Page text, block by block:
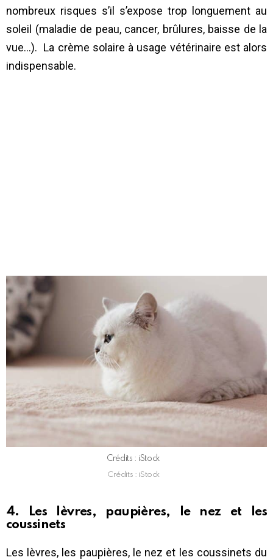
nombreux risques s’il s’expose trop longuement au
soleil (maladie de peau, cancer, brûlures, baisse de la
vue…). La crème solaire à usage vétérinaire est alors
indispensable.
Crédits : iStock
Crédits : iStock
4. Les lèvres, paupières, le nez et les
coussinets
Les lèvres, les paupières, le nez et les coussinets du